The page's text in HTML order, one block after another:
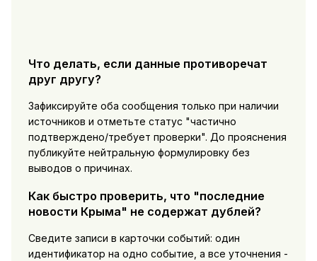
Что делать, если данные противоречат
друг другу?
Зафиксируйте оба сообщения только при наличии
источников и отметьте статус "частично
подтверждено/требует проверки". До прояснения
публикуйте нейтральную формулировку без
выводов о причинах.
Как быстро проверить, что "последние
новости Крыма" не содержат дублей?
Сведите записи в карточки событий: один
идентификатор на одно событие, а все уточнения -